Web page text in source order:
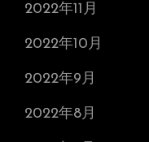
2022年11月
2022年10月
2022年9月
2022年8月